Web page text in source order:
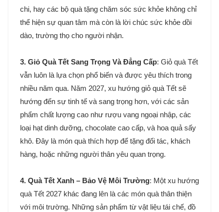
chi, hay các bộ quà tặng chăm sóc sức khỏe không chỉ
thể hiện sự quan tâm mà còn là lời chúc sức khỏe dồi
dào, trường thọ cho người nhận.
3. Giỏ Quà Tết Sang Trọng Và Đẳng Cấp: Giỏ quà Tết
vẫn luôn là lựa chọn phổ biến và được yêu thích trong
nhiều năm qua. Năm 2027, xu hướng giỏ quà Tết sẽ
hướng đến sự tinh tế và sang trọng hơn, với các sản
phẩm chất lượng cao như rượu vang ngoại nhập, các
loại hạt dinh dưỡng, chocolate cao cấp, và hoa quả sấy
khô. Đây là món quà thích hợp để tặng đối tác, khách
hàng, hoặc những người thân yêu quan trọng.
4. Quà Tết Xanh – Bảo Vệ Môi Trường: Một xu hướng
quà Tết 2027 khác đang lên là các món quà thân thiện
với môi trường. Những sản phẩm từ vật liệu tái chế, đồ